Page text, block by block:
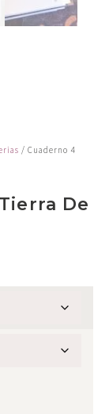
/ Cuaderno 4
De